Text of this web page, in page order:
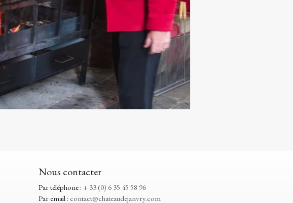
Nous contacter
Par téléphone : + 33 (0) 6 35 45 58 96
Par email : contact@chateaudejanvry.com